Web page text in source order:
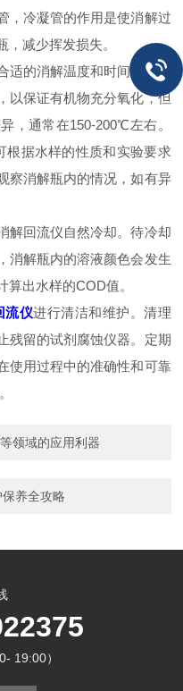
，冷凝管的作用是使消解过
减少挥发损失。
的消解温度和时间。一般
以保证有机物充分氧化，但
，通常在150-200℃左右。
根据水样的性质和实验要求
察消解瓶内的情况，如有异
回流仪自然冷却。待冷却
消解瓶内的溶液颜色会发生
出水样的COD值。
流仪进行清洁和维护。清理
残留的试剂腐蚀仪器。定期
使用过程中的准确性和可靠
领域的应用利器
养全攻略
19:00）